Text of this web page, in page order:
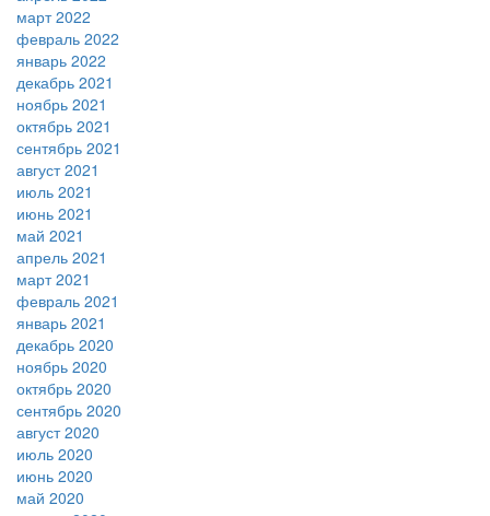
март 2022
февраль 2022
январь 2022
декабрь 2021
ноябрь 2021
октябрь 2021
сентябрь 2021
август 2021
июль 2021
июнь 2021
май 2021
апрель 2021
март 2021
февраль 2021
январь 2021
декабрь 2020
ноябрь 2020
октябрь 2020
сентябрь 2020
август 2020
июль 2020
июнь 2020
май 2020